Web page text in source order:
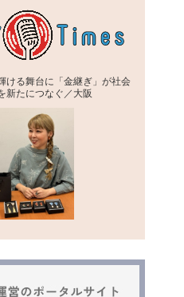
ける舞台に「金継ぎ」が社会
新たにつなぐ／大阪